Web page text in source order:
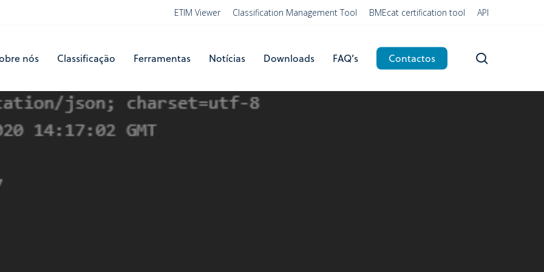
ETIM Viewer Classification Management Tool BMEcat certification tool API
nós Classificação Ferramentas Notícias Downloads FAQ’s Contactos